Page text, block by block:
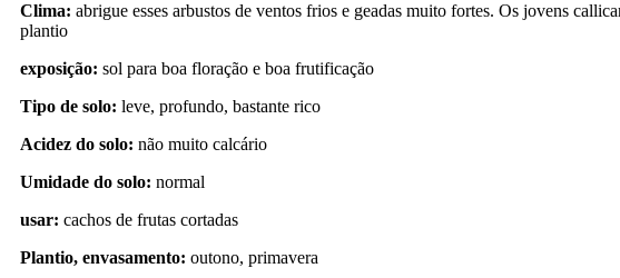
Clima: abrigue esses arbustos de ventos frios e geadas muito fortes. Os jovens
plantio
exposição: sol para boa floração e boa frutificação
Tipo de solo: leve, profundo, bastante rico
Acidez do solo: não muito calcário
Umidade do solo: normal
usar: cachos de frutas cortadas
Plantio, envasamento: outono, primavera